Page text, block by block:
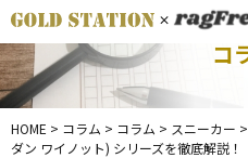
コ
HOME > コラム > コラム > スニーカー >
ダン ワイノット) シリーズを徹底解説！